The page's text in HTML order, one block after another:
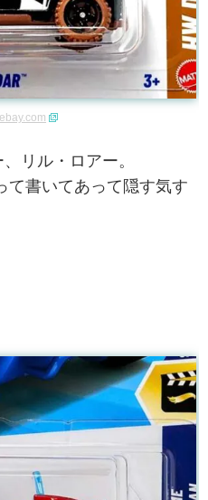
ebay.com
リル・ロアー。
て書いてあって隠す気す